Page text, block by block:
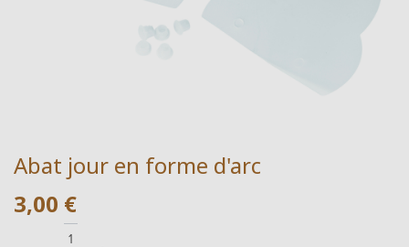
Abat jour en forme d'arc
3,00 €